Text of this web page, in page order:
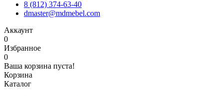
8 (812) 374-63-40
dmaster@mdmebel.com
Аккаунт
0
Избранное
0
Ваша корзина пуста!
Корзина
Каталог